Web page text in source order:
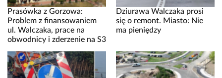
Prasówka z Gorzowa:
Problem z finansowaniem
ul. Walczaka, prace na
obwodnicy i zderzenie na S3
Dziurawa Walczaka prosi
się o remont. Miasto: Nie
ma pieniędzy